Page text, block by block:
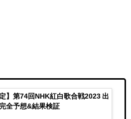
定】第74回NHK紅白歌合戦2023 出
全予想&結果検証